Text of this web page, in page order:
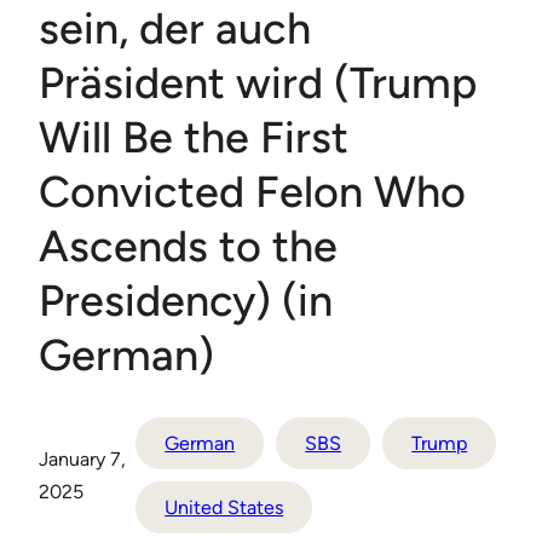
sein, der auch
Präsident wird (Trump
Will Be the First
Convicted Felon Who
Ascends to the
Presidency) (in
German)
January 7,
2025
German SBS Trump
United States